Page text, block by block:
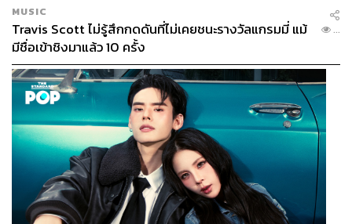
MUSIC
Travis Scott ไม่รู้สึกกดดันที่ไม่เคยชนะรางวัลแกรมมี่ แม้
มีชื่อเข้าชิงมาแล้ว 10 ครั้ง
...